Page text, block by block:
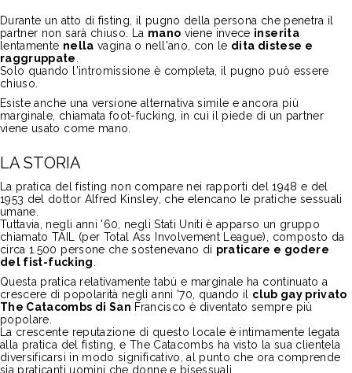
Durante un atto di fisting, il pugno della persona che penetra il
partner non sarà chiuso. La mano viene invece inserita
lentamente nella vagina o nell'ano, con le dita distese e
raggruppate
Solo quando l'intromissione è completa, il pugno può essere
chiuso.
Esiste anche una versione alternativa simile e ancora più
marginale, chiamata foot-fucking , in cui il piede di un partner
viene usato come mano.
LA STORIA
La pratica del fisting non compare nei rapporti del 1948 e del
1953 del dottor Alfred Kinsley, che elencano le pratiche sessuali
umane.
Tuttavia, negli anni '60, negli Stati Uniti è apparso un gruppo
chiamato TAIL (per Total Ass Involvement League), composto da
circa 1.500 persone che sostenevano di praticare e godere
del fist-fucking
Questa pratica relativamente tabù e marginale ha continuato a
crescere di popolarità negli anni '70, quando il club gay privato
The Catacombs di San Francisco è diventato sempre più
popolare.
La crescente reputazione di questo locale è intimamente legata
alla pratica del fisting, e The Catacombs ha visto la sua clientela
diversificarsi in modo significativo, al punto che ora comprende
sia praticanti uomini che donne e bisessuali.